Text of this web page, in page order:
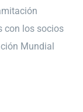
con los socios
Mundial